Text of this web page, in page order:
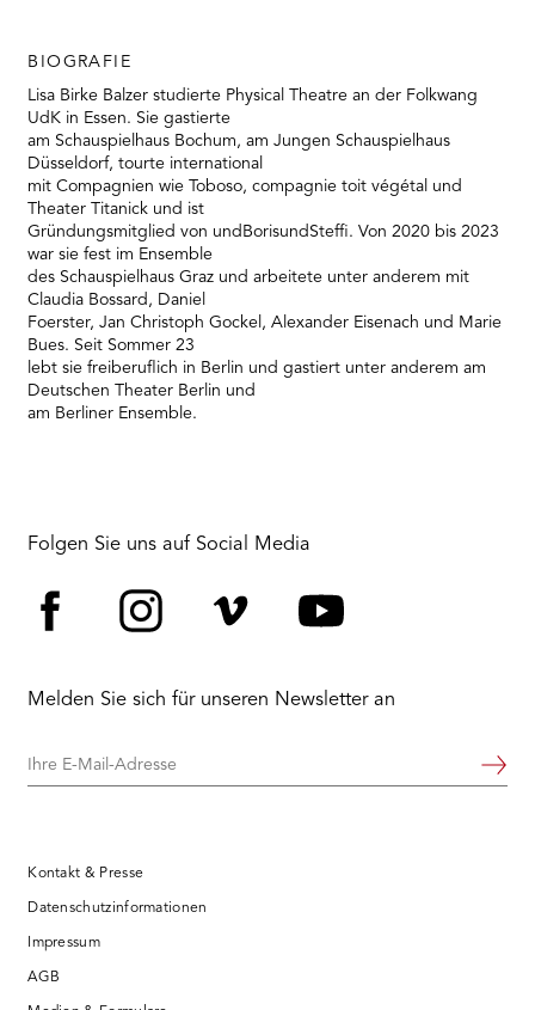
BIOGRAFIE
Lisa Birke Balzer studierte Physical Theatre an der Folkwang
UdK in Essen. Sie gastierte
am Schauspielhaus Bochum, am Jungen Schauspielhaus
Düsseldorf, tourte international
mit Compagnien wie Toboso, compagnie toit végétal und
Theater Titanick und ist
Gründungsmitglied von undBorisundSteffi. Von 2020 bis 2023
war sie fest im Ensemble
des Schauspielhaus Graz und arbeitete unter anderem mit
Claudia Bossard, Daniel
Foerster, Jan Christoph Gockel, Alexander Eisenach und Marie
Bues. Seit Sommer 23
lebt sie freiberuflich in Berlin und gastiert unter anderem am
Deutschen Theater Berlin und
am Berliner Ensemble.
Folgen Sie uns auf Social Media
Melden Sie sich für unseren Newsletter an
Ihre
Weiter
Kontakt & Presse
Datenschutzinformationen
Impressum
AGB